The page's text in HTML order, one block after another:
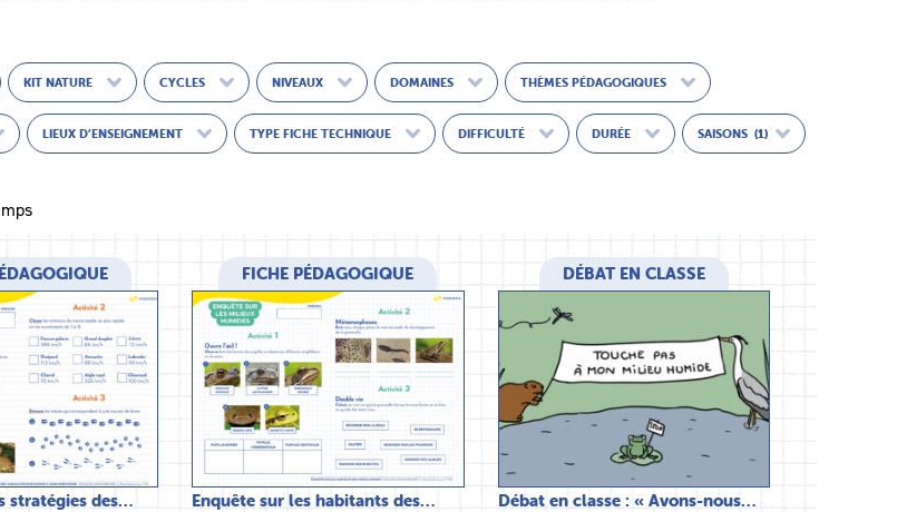
KIT NATURE CYCLES NIVEAUX DOMAINES THÈMES PÉDAGOGIQUES
LIEUX D’ENSEIGNEMENT TYPE FICHE TECHNIQUE DIFFICULTÉ DURÉE SAISONS (1)
stratégies des…
FICHE PÉDAGOGIQUE
Enquête sur les habitants des…
DÉBAT EN CLASSE
Débat en classe : « Avons-nous…